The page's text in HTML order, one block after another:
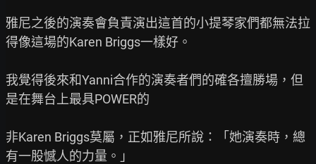
雅尼之後的演奏會負責演出這首的小提琴家們都無法拉
得像這場的Karen Briggs一樣好。
我覺得後來和Yanni合作的演奏者們的確各擅勝場，但
是在舞台上最具POWER的
非Karen Briggs莫屬，正如雅尼所說：「她演奏時，總
有一股憾人的力量。」